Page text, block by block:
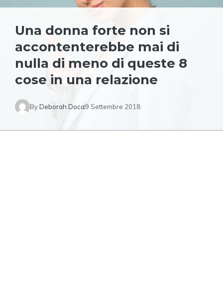
Una donna forte non si
accontenterebbe mai di
nulla di meno di queste 8
cose in una relazione
ByDeborah Doca9 Settembre 2018